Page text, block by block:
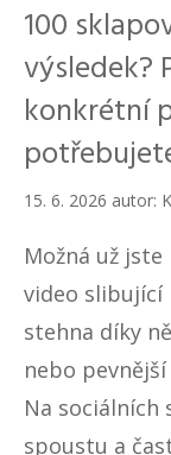
100
výsledek?
konkrétní
15. 6. 2026 autor:
Možná už
video slibující
stehna díky
nebo
Na sociálních
spoustu a